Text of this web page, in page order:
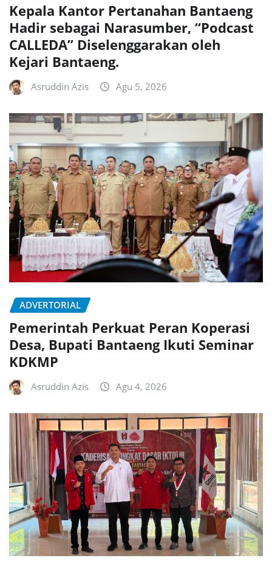
Kepala Kantor Pertanahan Bantaeng
Hadir sebagai Narasumber, “Podcast
CALLEDA” Diselenggarakan oleh
Kejari Bantaeng.
Asruddin Azis Agu 5, 2026
ADVERTORIAL
Pemerintah Perkuat Peran Koperasi
Desa, Bupati Bantaeng Ikuti Seminar
KDKMP
Asruddin Azis Agu 4, 2026